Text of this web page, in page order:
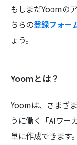
もしまだYoomの
ちらの登録フォー
ょう。
Yoomとは？
Yoomは、さまざ
うに働く「AIワー
単に作成できます